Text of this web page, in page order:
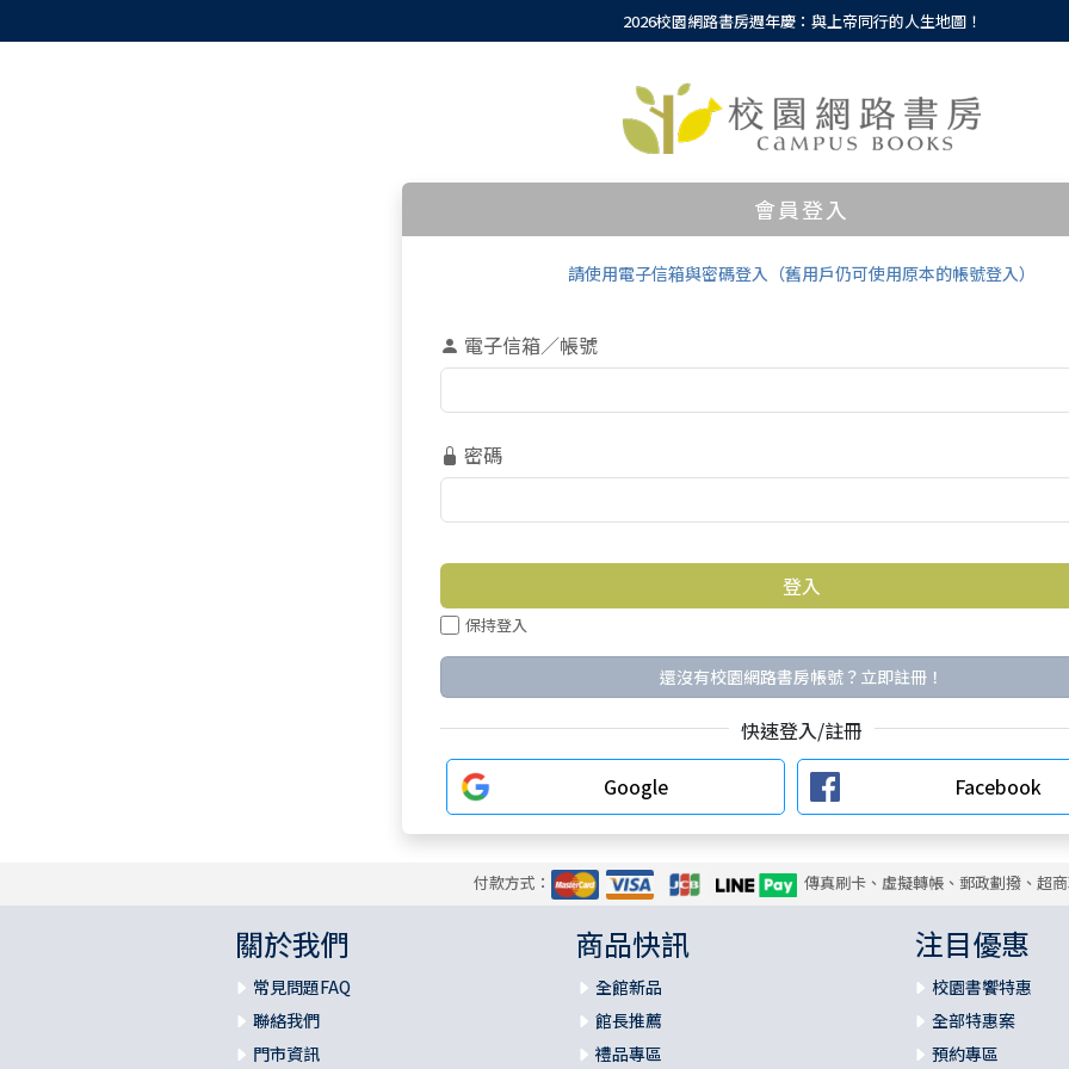
2026校園網路書房週年慶：與上帝同行的人生地圖！
會員登入
請使用電子信箱與密碼登入（舊用戶仍可使用原本的帳號登入）
電子信箱／帳號
密碼
保持登入
還沒有校園網路書房帳號？立即註冊！
快速登入/註冊
Google
Facebook
付款方式： 傳真刷卡、虛擬轉帳、郵政劃撥、超
關於我們
常見問題FAQ
聯絡我們
門市資訊
商品快訊
全館新品
館長推薦
禮品專區
注目優惠
校園書饗特惠
全部特惠案
預約專區